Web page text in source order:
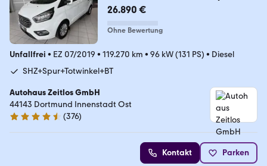
lw*
26.890 €
Ohne Bewertung
Unfallfrei • EZ 07/2019 • 119.270 km • 96 kW (131 PS) • Diesel
SHZ+Spur+Totwinkel+BT
Autohaus Zeitlos GmbH
44143 Dortmund Innenstadt Ost
4.7 Sterne
(376)
Kontakt Parken